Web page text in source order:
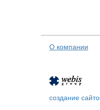
О компании
создание